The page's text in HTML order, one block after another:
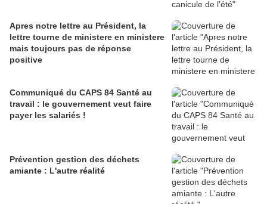
Apres notre lettre au Président, la
lettre tourne de ministere en ministere
mais toujours pas de réponse
positive
Communiqué du CAPS 84 Santé au
travail : le gouvernement veut faire
payer les salariés !
Prévention gestion des déchets
amiante : L'autre réalité